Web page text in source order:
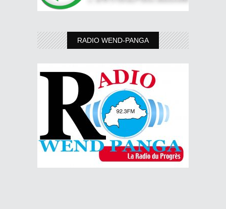
RADIO WEND-PANGA